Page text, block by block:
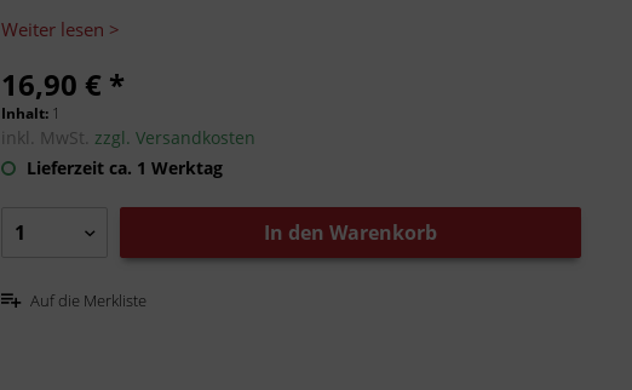
Weiter lesen >
16,90 € *
Inhalt: 1
inkl. MwSt.zzgl. Versandkosten
Lieferzeit ca. 1 Werktag
In den Warenkorb
Auf die Merkliste